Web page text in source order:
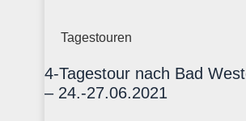
Tagestouren
4-Tagestour nach Bad
– 24.-27.06.2021